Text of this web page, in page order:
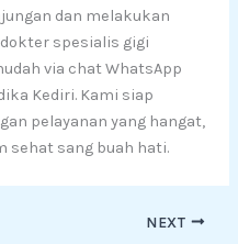
dan melakukan
spesialis gigi
via chat WhatsApp
Kediri. Kami siap
pelayanan yang hangat,
sehat sang buah hati.
NEXT